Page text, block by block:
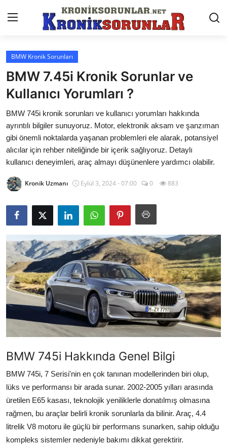
Anasayfa
Markalar
İletişim
Trafik & Cezalar
Sigorta & Kasko
Vergi & ÖTV & MTV
Sorgulamalar
İkinci El & Alım-Satım
Bakım & Arıza Çözümleri
Elektrikli & Hibrit
Kiralama & Filo
Sürüş & Güvenlik
Lastik & Jant
Yağlar & Sıvılar
LPG & Yakıt
Elektrik & Akü
BMW Kronik Sorunları
BMW 7.45i Kronik Sorunlar ve
Kullanıcı Yorumları ?
BMW 745i kronik sorunları ve kullanıcı yorumları hakkında
ayrıntılı bilgiler sunuyoruz. Motor, elektronik aksam ve şanzıman
gibi önemli noktalarda yaşanan problemleri ele alarak, potansiyel
alıcılar için rehber niteliğinde bir içerik sağlıyoruz. Detaylı
kullanıcı deneyimleri, araç almayı düşünenlere yardımcı olabilir.
Kronik Uzmanı Eylül 3, 2024 - 07:00 0 883
BMW 745i Hakkında Genel Bilgi
BMW 745i, 7 Serisi'nin en çok tanınan modellerinden biri olup,
lüks ve performansı bir arada sunar. 2002-2005 yılları arasında
üretilen E65 kasası, teknolojik yeniliklerle donatılmış olmasına
rağmen, bu araçlar belirli kronik sorunlarla da bilinir. Araç, 4.4
litrelik V8 motoru ile güçlü bir performans sunarken, sahip olduğu
kompleks sistemler nedeniyle bakımı dikkat gerektirir.